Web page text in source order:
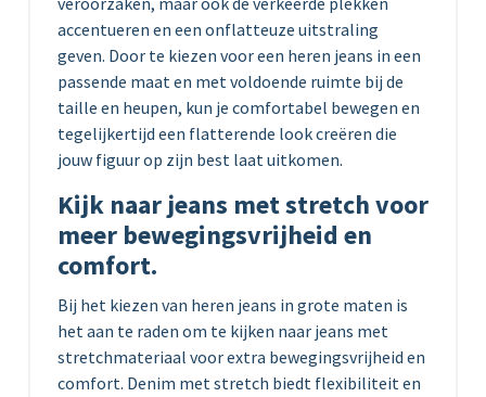
accentueren en een onflatteuze uitstraling
geven. Door te kiezen voor een heren jeans in een
passende maat en met voldoende ruimte bij de
taille en heupen, kun je comfortabel bewegen en
tegelijkertijd een flatterende look creëren die
jouw figuur op zijn best laat uitkomen.
Kijk naar jeans met stretch voor
meer bewegingsvrijheid en
comfort.
Bij het kiezen van heren jeans in grote maten is
het aan te raden om te kijken naar jeans met
stretchmateriaal voor extra bewegingsvrijheid en
comfort. Denim met stretch biedt flexibiliteit en